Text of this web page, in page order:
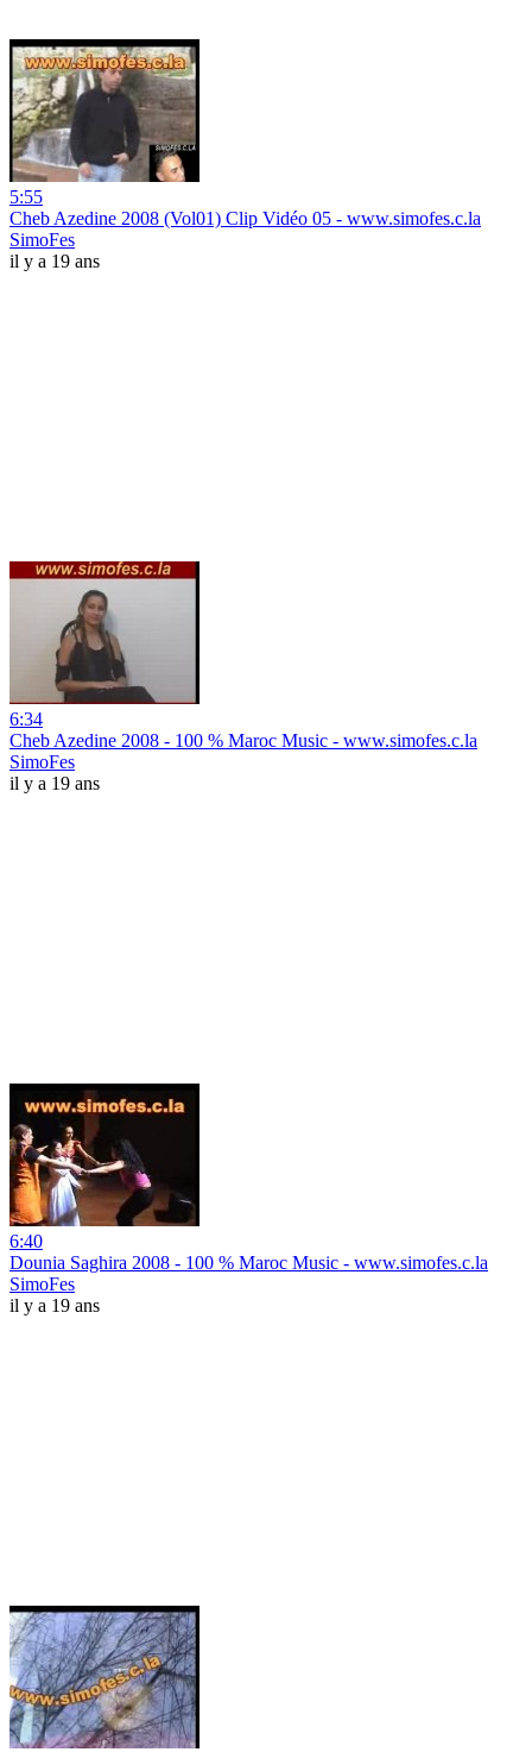
5:55
Cheb Azedine 2008 (Vol01) Clip Vidéo 05 - www.simofes.c.la
SimoFes
il y a 19 ans
6:34
Cheb Azedine 2008 - 100 % Maroc Music - www.simofes.c.la
SimoFes
il y a 19 ans
6:40
Dounia Saghira 2008 - 100 % Maroc Music - www.simofes.c.la
SimoFes
il y a 19 ans